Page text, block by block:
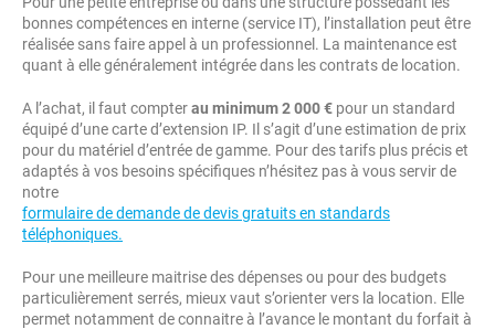
bonnes compétences en interne (service IT), l’installation peut être
réalisée sans faire appel à un professionnel. La maintenance est
quant à elle généralement intégrée dans les contrats de location.
A l’achat, il faut compterau minimum 2 000 € pour un standard
équipé d’une carte d’extension IP. Il s’agit d’une estimation de prix
pour du matériel d’entrée de gamme. Pour des tarifs plus précis et
adaptés à vos besoins spécifiques n’hésitez pas à vous servir de
notre
formulaire de demande de devis gratuits en standards
téléphoniques.
Pour une meilleure maitrise des dépenses ou pour des budgets
particulièrement serrés, mieux vaut s’orienter vers la location. Elle
permet notamment de connaitre à l’avance le montant du forfait à